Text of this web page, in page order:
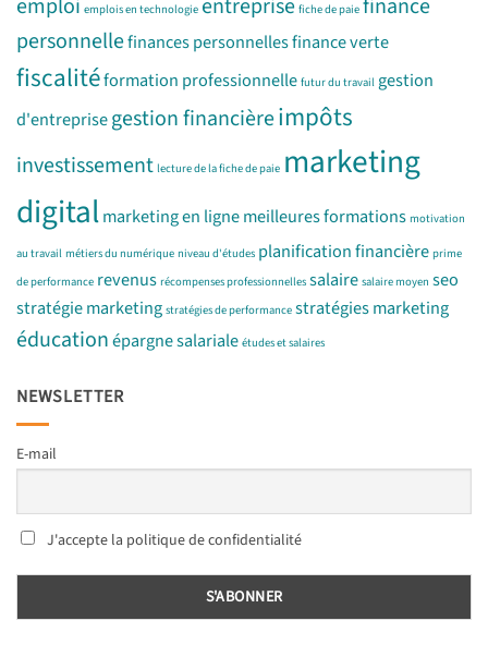
emploi emplois en technologie entreprise fiche de paie finance
personnellefinances personnellesfinance verte
fiscalitéformation professionnelle futur du travail gestion
d'entreprisegestion financièreimpôts
investissement lecture de la fiche de paie marketing
digitalmarketing en lignemeilleures formations motivation
au travail métiers du numérique niveau d'études planification financière prime
de performance revenus récompenses professionnelles salaire salaire moyen seo
stratégie marketing stratégies de performance stratégies marketing
éducationépargne salariale études et salaires
NEWSLETTER
E-mail
J'accepte la politique de confidentialité